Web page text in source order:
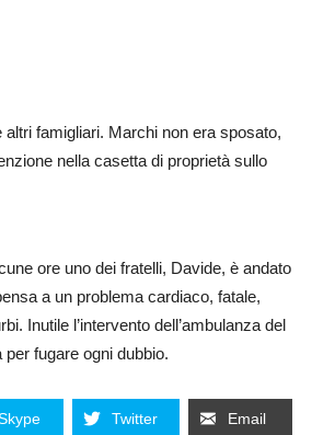
famigliari. Marchi non era sposato,
nella casetta di proprietà sullo
ore uno dei fratelli, Davide, è andato
a un problema cardiaco, fatale,
Inutile l’intervento dell’ambulanza del
fugare ogni dubbio.
Twitter Email